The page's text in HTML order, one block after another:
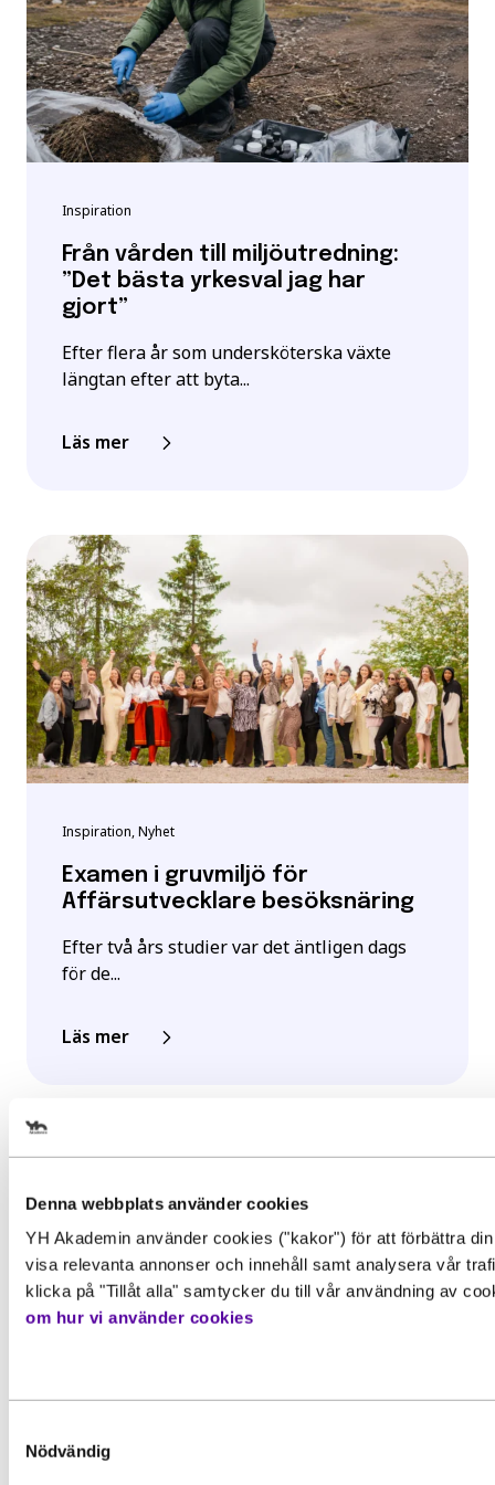
Denna webbplats använder cookies
YH Akademin använder cookies ("kakor") för att förbättra
visa relevanta annonser och innehåll samt analysera vår
klicka på "Tillåt alla" samtycker du till vår användning av
om hur vi använder cookies
Nödvändig
Inspiration
Från vården till miljöutredning:
”Det bästa yrkesval jag har
gjort”
Efter flera år som undersköterska växte
längtan efter att byta...
Läs mer
Inspiration, Nyhet
Examen i gruvmiljö för
Affärsutvecklare besöksnäring
Efter två års studier var det äntligen dags
för de...
Läs mer
Välj det startdatum som passar
Gör en intresseanmälan för att
mer information om den här
utbildningen
Förnamn*
Behörighet. Det här behöver du
ha en gymnasieexamen eller motsvarande
färdigheter och kompetenser. Vissa utbildningar